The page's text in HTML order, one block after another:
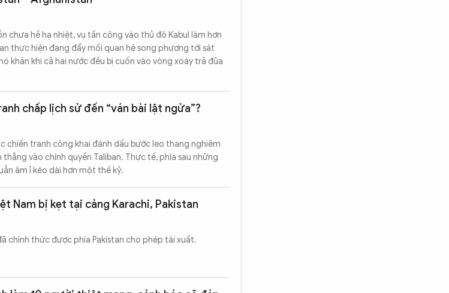
chưa hề hạ nhiệt, vụ tấn công vào thủ đô Kabul làm hơn
thực hiện đang đẩy mối quan hệ song phương tới sát
khăn khi cả hai nước đều bị cuốn vào vòng xoáy trả đũa
chấp lịch sử đến “ván bài lật ngửa”?
chiến tranh công khai đánh dấu bước leo thang nghiêm
vào chính quyền Taliban. Thực tế, phía sau những
âm ỉ kéo dài hơn một thế kỷ.
Nam bị kẹt tại cảng Karachi, Pakistan
chính thức được phía Pakistan cho phép tái xuất.